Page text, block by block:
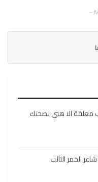
-
معلقة الا هبي بصحنك
الخمر التائب